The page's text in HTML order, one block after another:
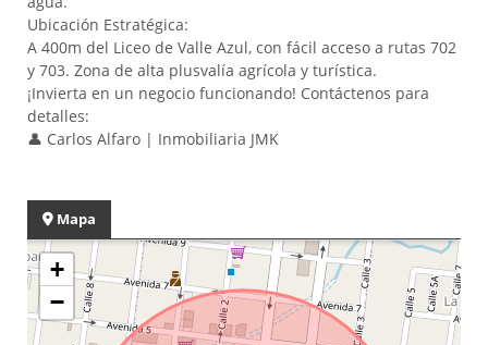
Ubicación Estratégica:
A 400m del Liceo de Valle Azul, con fácil acceso a rutas 702
y 703. Zona de alta plusvalía agrícola y turística.
¡Invierta en un negocio funcionando! Contáctenos para
detalles:
👤 Carlos Alfaro | Inmobiliaria JMK
Mapa
+
−